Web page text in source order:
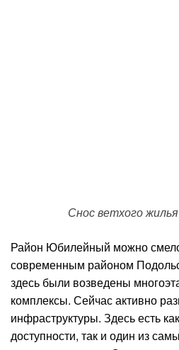
Снос ветхого
Район Юбилейный можно
современным районом
здесь были возведены
комплексы. Сейчас активно
инфраструктуры. Здесь есть
доступности, так и один из